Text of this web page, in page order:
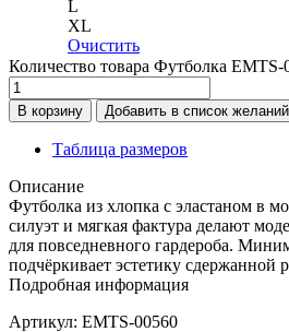
L
XL
Очистить
Количество товара Футболка EMTS-
В корзину Добавить в список желаний
Таблица размеров
Описание
Футболка из хлопка с эластаном в
силуэт и мягкая фактура делают
для повседневного гардероба.
подчёркивает эстетику сдержанной
Подробная информация
Артикул: EMTS-00560